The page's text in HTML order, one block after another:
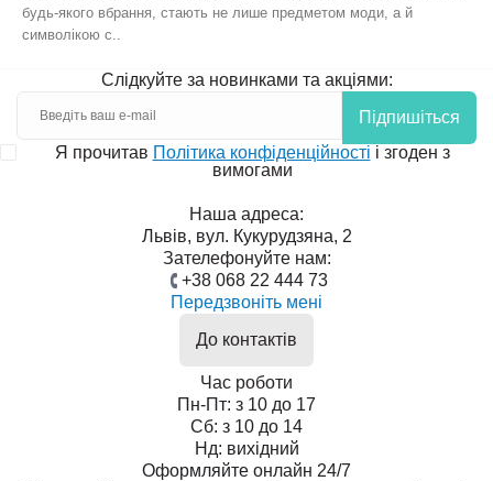
будь-якого вбрання, стають не лише предметом моди, а й
символікою с..
Слідкуйте за новинками та акціями:
Підпишіться
Я прочитав Політика конфіденційності і згоден з
вимогами
Наша адреса:
Львів, вул. Кукурудзяна, 2
Зателефонуйте нам:
+38 068 22 444 73
Передзвоніть мені
До контактів
Час роботи
Пн-Пт: з 10 до 17
Сб: з 10 до 14
Нд: вихідний
Оформляйте онлайн 24/7